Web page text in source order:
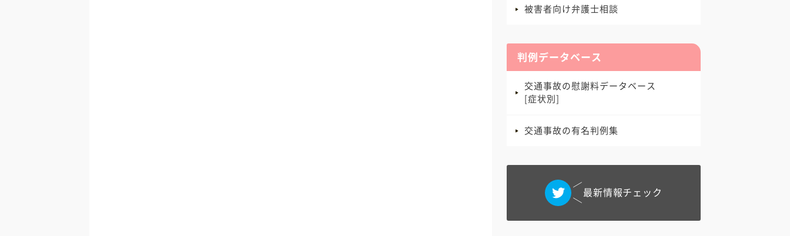
被害者向け弁護士相談
判例データベース
交通事故の慰謝料データベース
[症状別]
交通事故の有名判例集
最新情報チェック